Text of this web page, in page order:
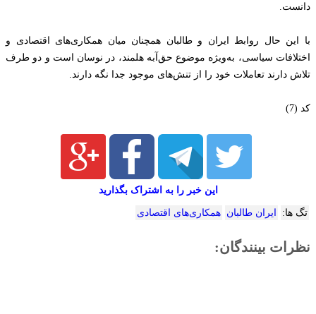
دانست.
با این حال روابط ایران و طالبان همچنان میان همکاری‌های اقتصادی و
اختلافات سیاسی، به‌ویژه موضوع حق‌آبه هلمند، در نوسان است و دو طرف
تلاش دارند تعاملات خود را از تنش‌های موجود جدا نگه دارند.
کد (7)
این خبر را به اشتراک بگذارید
تگ ها: ایران طالبان همکاری‌های اقتصادی
نظرات بینندگان: